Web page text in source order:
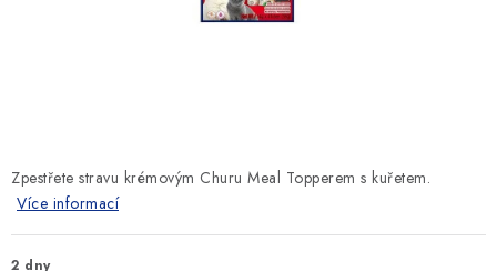
Zpestřete stravu krémovým Churu Meal Topperem s kuřetem.
Více informací
2 dny